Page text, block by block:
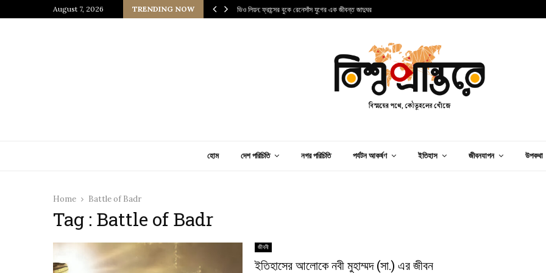
August 7, 2026 TRENDING NOW
জাপানি আধ্যাত্মিকতার ছোঁয়া ভিও লিয়ন: ফ্রান্সের বুকে রেনেসাঁস যুগের এক জীবন্ত জাদুঘর
হোম দেশ পরিচিতি নগর পরিচিতি পর্যটন আকর্ষণ ইতিহাস জীবনযাপন উপকথা
Home Battle of Badr
Tag : Battle of Badr
জীবনী
ইতিহাসের আলোকে নবী মুহাম্মদ (সা.) এর জীবন